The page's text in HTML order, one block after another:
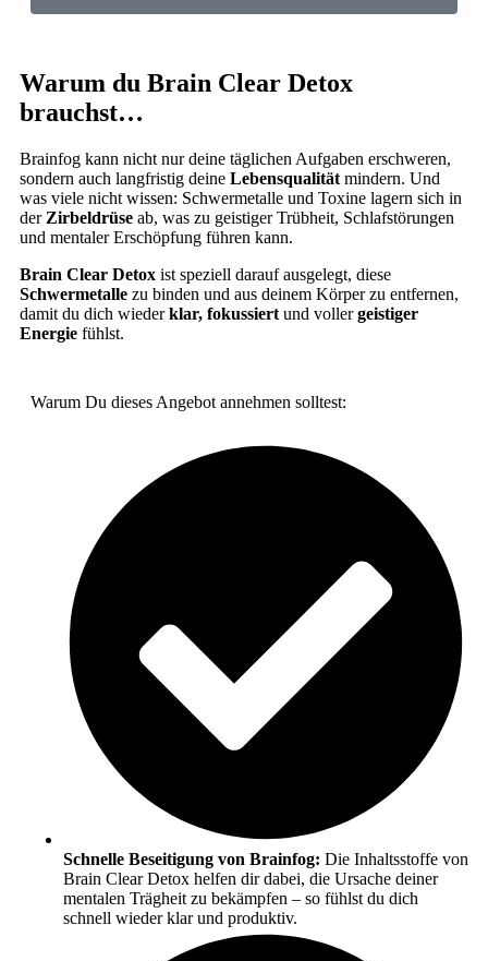
Warum du Brain Clear Detox
brauchst…
Brainfog kann nicht nur deine täglichen Aufgaben erschweren,
sondern auch langfristig deine Lebensqualität mindern. Und
was viele nicht wissen: Schwermetalle und Toxine lagern sich in
der Zirbeldrüse ab, was zu geistiger Trübheit, Schlafstörungen
und mentaler Erschöpfung führen kann.
Brain Clear Detox ist speziell darauf ausgelegt, diese
Schwermetalle zu binden und aus deinem Körper zu entfernen,
damit du dich wiederklar, fokussiert und vollergeistiger
Energie fühlst.
Warum Du dieses Angebot annehmen solltest:
Schnelle Beseitigung von Brainfog: Die Inhaltsstoffe von
Brain Clear Detox helfen dir dabei, die Ursache deiner
mentalen Trägheit zu bekämpfen – so fühlst du dich
schnell wieder klar und produktiv.